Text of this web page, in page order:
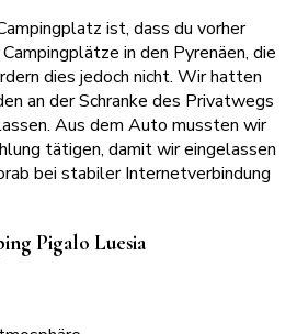
ist, dass du vorher
in den Pyrenäen, die
dies jedoch nicht. Wir hatten
an der Schranke des Privatwegs
Aus dem Auto mussten wir
tätigen, damit wir eingelassen
bei stabiler Internetverbindung
Pigalo Luesia